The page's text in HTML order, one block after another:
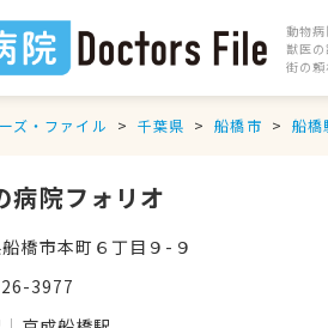
動物
獣医
街の
ズ・ファイル 千葉県 船橋市 船橋
病院フォリオ
橋市本町６丁目９-９
3977